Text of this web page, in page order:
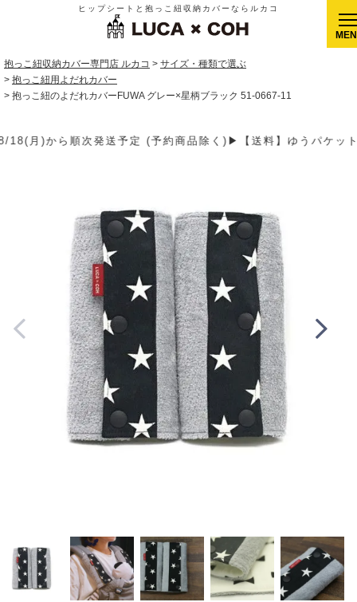
ヒップシートと抱っこ紐収納カバーならルカコ
抱っこ紐収納カバー専門店 ルカコ
サイズ・種類で選ぶ
抱っこ紐用よだれカバー
抱っこ紐のよだれカバーFUWA グレー×星柄ブラック 51-0667-11
送料】ゆうパケット400円(全国一律)、ゆうパック900円(